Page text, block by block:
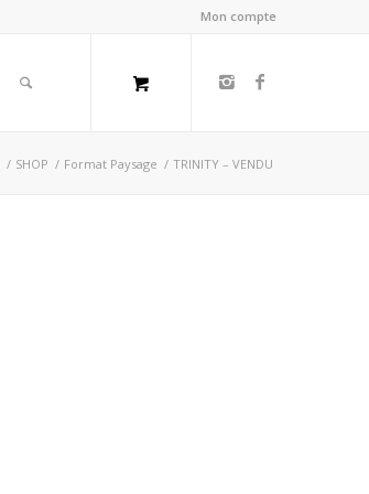
Mon compte
/ SHOP / Format Paysage / TRINITY – VENDU